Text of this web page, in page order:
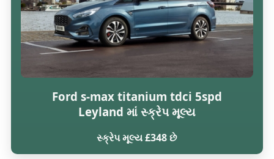
Ford s-max titanium tdci 5spd
Leyland માં સ્ક્રેપ મૂલ્ય
સ્ક્રેપ મૂલ્ય £348 છે